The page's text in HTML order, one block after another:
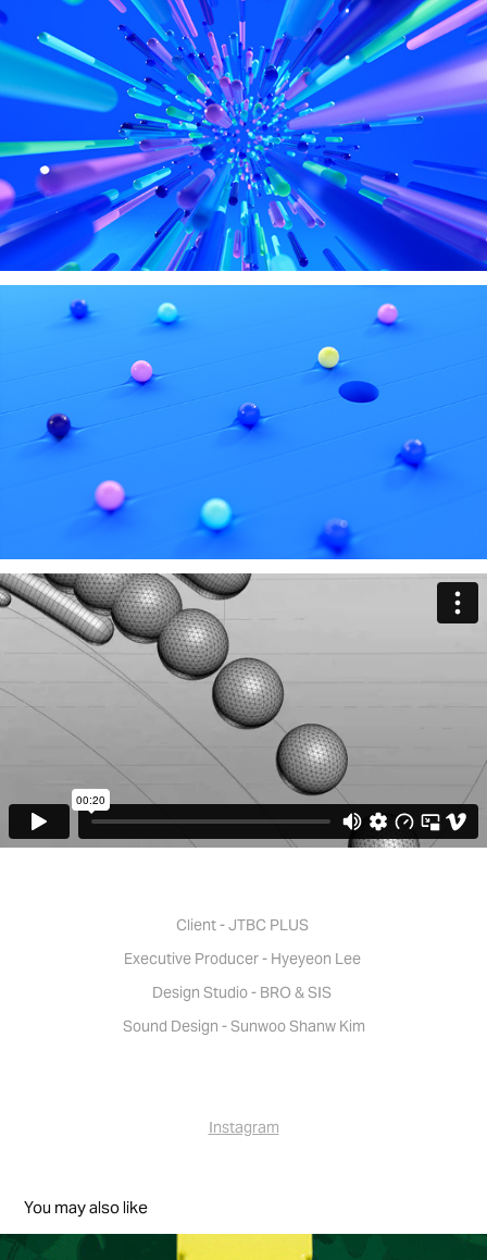
Client - JTBC PLUS
Executive Producer - Hyeyeon Lee
Design Studio - BRO & SIS
Sound Design - Sunwoo Shanw Kim
Instagram
You may also like